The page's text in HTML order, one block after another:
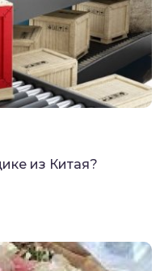
из Китая?